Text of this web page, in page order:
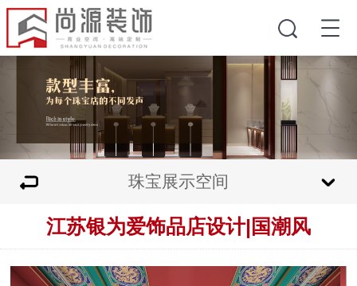
珠宝展示空间
江苏银为爱饰品店设计|国潮风